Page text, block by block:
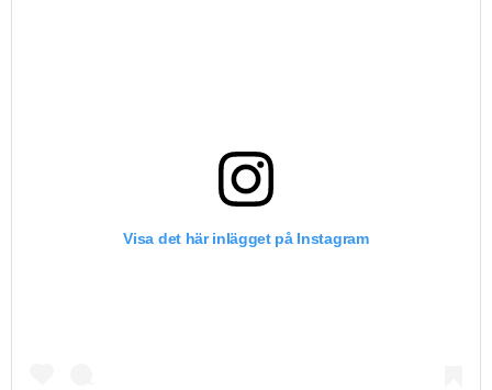
Visa det här inlägget på Instagram